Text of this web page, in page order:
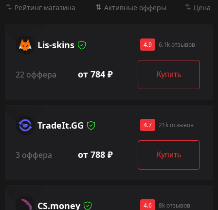
Рейтинг магазина Активные офферы Цена
Lis-skins 4.9 6.1k отзывов
22 оффера от 784 ₽ Купить
TradeIt.GG 4.7 21k отзывов
3 оффера от 788 ₽ Купить
CS.money 4.6 8k отзывов